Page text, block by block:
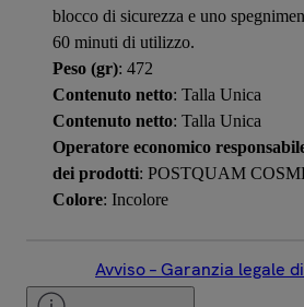
blocco di sicurezza e uno
60 minuti di utilizzo.
Peso (gr): 472
Contenuto netto: Talla Unica
Contenuto netto: Talla Unica
Operatore economico
dei prodotti: POSTQUAM
Colore: Incolore
Avviso – Garanzia legale